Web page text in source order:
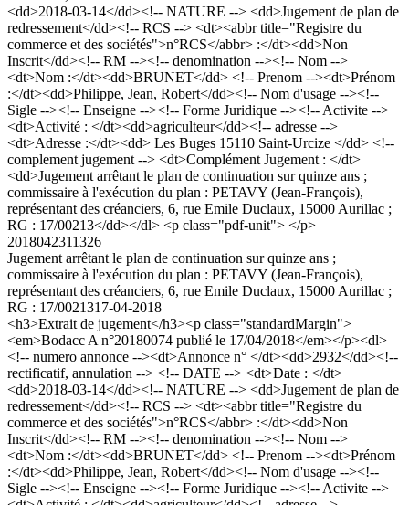
<dd>2018-03-14</dd><!-- NATURE --> <dd>Jugement de plan de
redressement</dd><!-- RCS --> <dt><abbr title="Registre du
commerce et des sociétés">n°RCS</abbr> :</dt><dd>Non
Inscrit</dd><!-- RM --><!-- denomination --><!-- Nom -->
<dt>Nom :</dt><dd>BRUNET</dd> <!-- Prenom --><dt>Prénom
:</dt><dd>Philippe, Jean, Robert</dd><!-- Nom d'usage --><!--
Sigle --><!-- Enseigne --><!-- Forme Juridique --><!-- Activite -->
<dt>Activité : </dt><dd>agriculteur</dd><!-- adresse -->
<dt>Adresse :</dt><dd> Les Buges 15110 Saint-Urcize </dd> <!--
complement jugement --> <dt>Complément Jugement : </dt>
<dd>Jugement arrêtant le plan de continuation sur quinze ans ;
commissaire à l'exécution du plan : PETAVY (Jean-François),
représentant des créanciers, 6, rue Emile Duclaux, 15000 Aurillac ;
RG : 17/00213</dd></dl> <p class="pdf-unit"> </p>
2018042311326
Jugement arrêtant le plan de continuation sur quinze ans ;
commissaire à l'exécution du plan : PETAVY (Jean-François),
représentant des créanciers, 6, rue Emile Duclaux, 15000 Aurillac ;
RG : 17/0021317-04-2018
<h3>Extrait de jugement</h3><p class="standardMargin">
<em>Bodacc A n°20180074 publié le 17/04/2018</em></p><dl>
<!-- numero annonce --><dt>Annonce n° </dt><dd>2932</dd><!--
rectificatif, annulation --> <!-- DATE --> <dt>Date : </dt>
<dd>2018-03-14</dd><!-- NATURE --> <dd>Jugement de plan de
redressement</dd><!-- RCS --> <dt><abbr title="Registre du
commerce et des sociétés">n°RCS</abbr> :</dt><dd>Non
Inscrit</dd><!-- RM --><!-- denomination --><!-- Nom -->
<dt>Nom :</dt><dd>BRUNET</dd> <!-- Prenom --><dt>Prénom
:</dt><dd>Philippe, Jean, Robert</dd><!-- Nom d'usage --><!--
Sigle --><!-- Enseigne --><!-- Forme Juridique --><!-- Activite -->